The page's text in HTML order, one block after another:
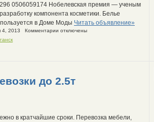
0506059174 Нобелевская премия — ученым
компонента косметики. Белье
в Доме Моды Читать объявление»
4, 2013
Комментарии отключены
до 2.5т
в кратчайшие сроки. Перевозка мебели,